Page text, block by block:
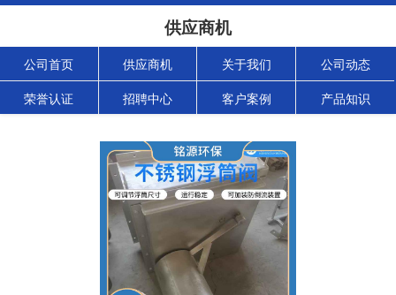
供应商机
公司首页 供应商机 关于我们 公司动态
荣誉认证 招聘中心 客户案例 产品知识